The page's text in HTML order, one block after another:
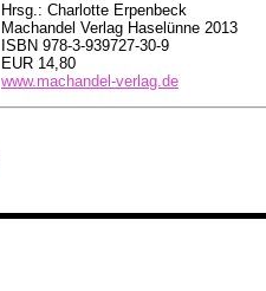
Hrsg.: Charlotte Erpenbeck
Machandel Verlag Haselünne 2013
ISBN 978-3-939727-30-9
EUR 14,80
www.machandel-verlag.de